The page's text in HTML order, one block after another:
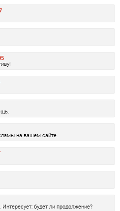
на вашем сайте.
будет ли продолжение?